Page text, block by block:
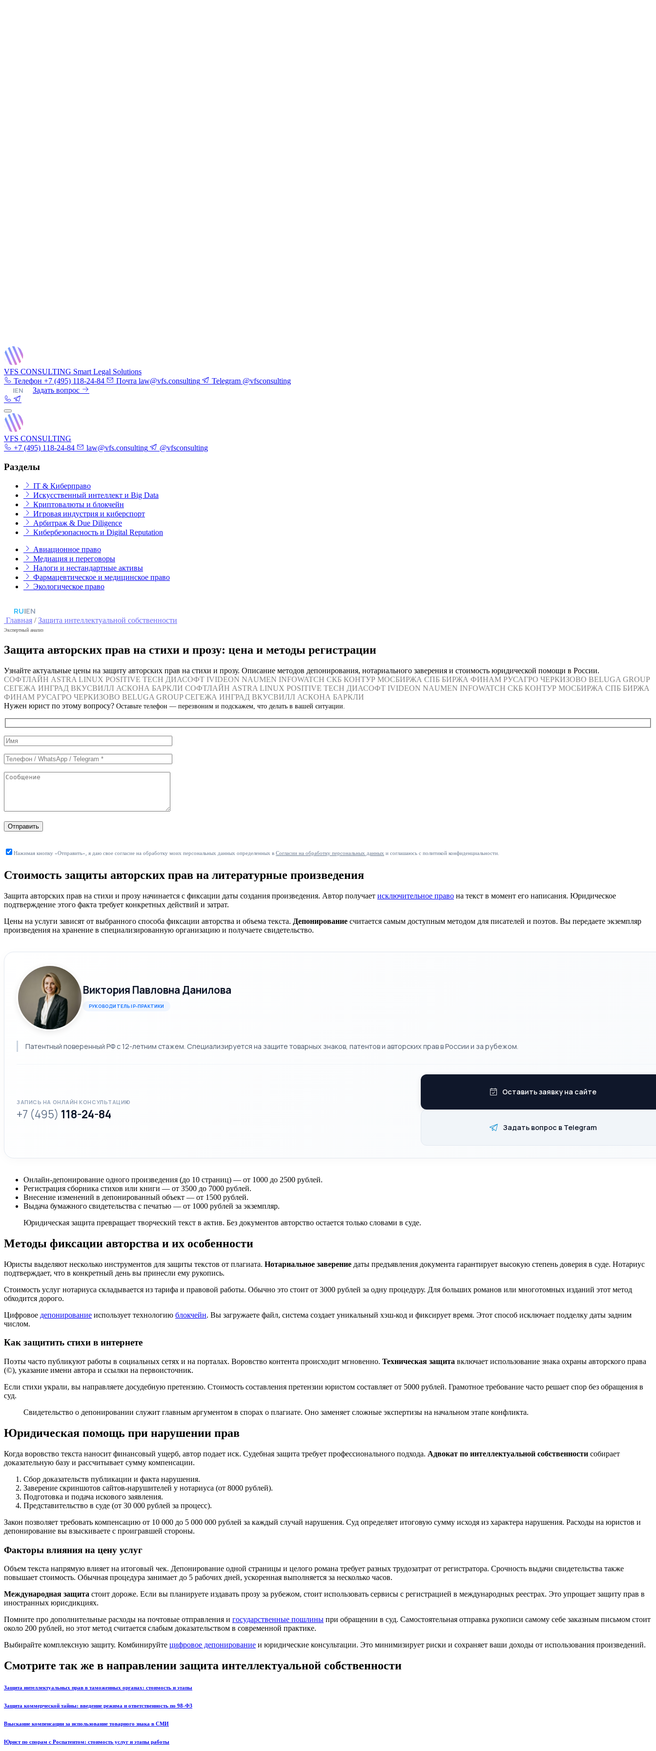
VFS CONSULTING Smart Legal Solutions
Телефон +7 (495) 118-24-84 Почта law@vfs.consulting Telegram @vfsconsulting
|EN Задать вопрос
VFS CONSULTING
+7 (495) 118-24-84
law@vfs.consulting @vfsconsulting
Разделы
IT & Киберправо
Искусственный интеллект и Big Data
Криптовалюты и блокчейн
Игровая индустрия и киберспорт
Арбитраж & Due Diligence
Кибербезопасность и Digital Reputation
Авиационное право
Медиация и переговоры
Налоги и нестандартные активы
Фармацевтическое и медицинское право
Экологическое право
RU|EN
Главная /Защита интеллектуальной собственности
Экспертный анализ
Защита авторских прав на стихи и прозу: цена и методы регистрации
Узнайте актуальные цены на защиту авторских прав на стихи и прозу. Описание методов депонирования, нотариального заверения и стоимость юридической помощи в России.
СОФТЛАЙН ASTRA LINUX POSITIVE TECH ДИАСОФТ IVIDEON NAUMEN INFOWATCH СКБ КОНТУР МОСБИРЖА СПБ БИРЖА ФИНАМ РУСАГРО ЧЕРКИЗОВО BELUGA GROUP
СЕГЕЖА ИНГРАД ВКУСВИЛЛ АСКОНА БАРКЛИ СОФТЛАЙН ASTRA LINUX POSITIVE TECH ДИАСОФТ IVIDEON NAUMEN INFOWATCH СКБ КОНТУР МОСБИРЖА СПБ БИРЖА
ФИНАМ РУСАГРО ЧЕРКИЗОВО BELUGA GROUP СЕГЕЖА ИНГРАД ВКУСВИЛЛ АСКОНА БАРКЛИ
Нужен юрист по этому вопросу? Оставьте телефон — перезвоним и подскажем, что делать в вашей ситуации.
Служебные
поля
формы
Отправить
Нажимая кнопку «Отправить», я даю свое согласие на обработку моих персональных данных определенных в Согласии на обработку персональных данных и соглашаюсь с политикой конфиденциальности.
Стоимость защиты авторских прав на литературные произведения
Защита авторских прав на стихи и прозу начинается с фиксации даты создания произведения. Автор получает исключительное право на текст в момент его написания. Юридическое
подтверждение этого факта требует конкретных действий и затрат.
Цены на услуги зависят от выбранного способа фиксации авторства и объема текста. Депонирование считается самым доступным методом для писателей и поэтов. Вы передаете экземпляр
произведения на хранение в специализированную организацию и получаете свидетельство.
Виктория Павловна Данилова
РУКОВОДИТЕЛЬ IP-ПРАКТИКИ
Патентный поверенный РФ с 12-летним стажем. Специализируется на защите товарных знаков, патентов и авторских прав в России и за рубежом.
ЗАПИСЬ НА ОНЛАЙН КОНСУЛЬТАЦИЮ
+7 (495) 118-24-84
Оставить заявку на сайте
Задать вопрос в Telegram
Онлайн-депонирование одного произведения (до 10 страниц) — от 1000 до 2500 рублей.
Регистрация сборника стихов или книги — от 3500 до 7000 рублей.
Внесение изменений в депонированный объект — от 1500 рублей.
Выдача бумажного свидетельства с печатью — от 1000 рублей за экземпляр.
Юридическая защита превращает творческий текст в актив. Без документов авторство остается только словами в суде.
Методы фиксации авторства и их особенности
Юристы выделяют несколько инструментов для защиты текстов от плагиата. Нотариальное заверение даты предъявления документа гарантирует высокую степень доверия в суде. Нотариус
подтверждает, что в конкретный день вы принесли ему рукопись.
Стоимость услуг нотариуса складывается из тарифа и правовой работы. Обычно это стоит от 3000 рублей за одну процедуру. Для больших романов или многотомных изданий этот метод
обходится дорого.
Цифровое депонирование использует технологию блокчейн. Вы загружаете файл, система создает уникальный хэш-код и фиксирует время. Этот способ исключает подделку даты задним
числом.
Как защитить стихи в интернете
Поэты часто публикуют работы в социальных сетях и на порталах. Воровство контента происходит мгновенно. Техническая защита включает использование знака охраны авторского права
(©), указание имени автора и ссылки на первоисточник.
Если стихи украли, вы направляете досудебную претензию. Стоимость составления претензии юристом составляет от 5000 рублей. Грамотное требование часто решает спор без обращения в
суд.
Свидетельство о депонировании служит главным аргументом в спорах о плагиате. Оно заменяет сложные экспертизы на начальном этапе конфликта.
Юридическая помощь при нарушении прав
Когда воровство текста наносит финансовый ущерб, автор подает иск. Судебная защита требует профессионального подхода. Адвокат по интеллектуальной собственности собирает
доказательную базу и рассчитывает сумму компенсации.
Сбор доказательств публикации и факта нарушения.
Заверение скриншотов сайтов-нарушителей у нотариуса (от 8000 рублей).
Подготовка и подача искового заявления.
Представительство в суде (от 30 000 рублей за процесс).
Закон позволяет требовать компенсацию от 10 000 до 5 000 000 рублей за каждый случай нарушения. Суд определяет итоговую сумму исходя из характера нарушения. Расходы на юристов и
депонирование вы взыскиваете с проигравшей стороны.
Факторы влияния на цену услуг
Объем текста напрямую влияет на итоговый чек. Депонирование одной страницы и целого романа требует разных трудозатрат от регистратора. Срочность выдачи свидетельства также
повышает стоимость. Обычная процедура занимает до 5 рабочих дней, ускоренная выполняется за несколько часов.
Международная защита стоит дороже. Если вы планируете издавать прозу за рубежом, стоит использовать сервисы с регистрацией в международных реестрах. Это упрощает защиту прав в
иностранных юрисдикциях.
Помните про дополнительные расходы на почтовые отправления и государственные пошлины при обращении в суд. Самостоятельная отправка рукописи самому себе заказным письмом стоит
около 200 рублей, но этот метод считается слабым доказательством в современной практике.
Выбирайте комплексную защиту. Комбинируйте цифровое депонирование и юридические консультации. Это минимизирует риски и сохраняет ваши доходы от использования произведений.
Смотрите так же в направлении защита интеллектуальной собственности
Защита интеллектуальных прав в таможенных органах: стоимость и этапы
Защита коммерческой тайны: введение режима и ответственность по 98-ФЗ
Взыскание компенсации за использование товарного знака в СМИ
Юрист по спорам с Роспатентом: стоимость услуг и этапы работы